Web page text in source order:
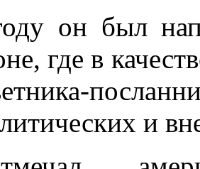
он был
где в
и